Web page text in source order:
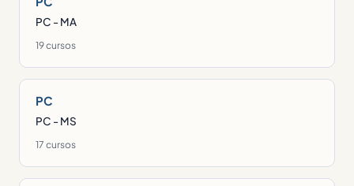
PC - MA
19 cursos
PC
PC - MS
17 cursos